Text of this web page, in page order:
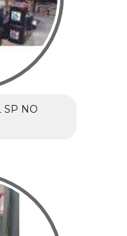
SP NO